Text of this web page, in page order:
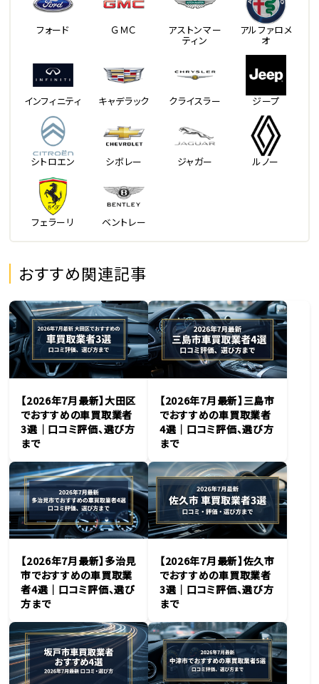
フォード ＧＭＣ アストンマー
ティン
アルファロメ
オ
インフィニティ キャデラック クライスラー ジープ
シトロエン シボレー ジャガー ルノー
フェラーリ ベントレー
おすすめ関連記事
【2026年7月最新】大田区
でおすすめの車買取業者
3選｜口コミ評価、選び方
まで
【2026年7月最新】三島市
でおすすめの車買取業者
4選｜口コミ評価、選び方
まで
【2026年7月最新】多治見
市でおすすめの車買取業
者4選｜口コミ評価、選び
方まで
【2026年7月最新】佐久市
でおすすめの車買取業者
3選｜口コミ評価、選び方
まで